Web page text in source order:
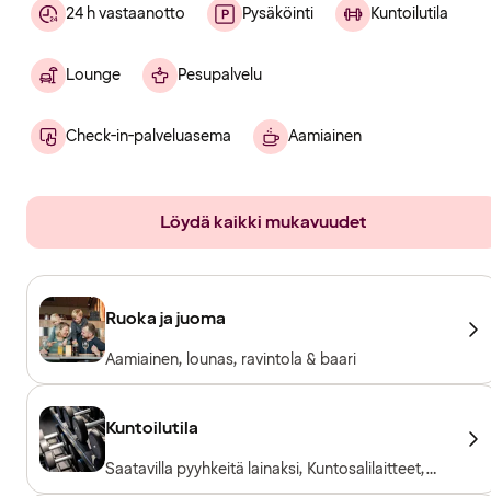
24 h vastaanotto Pysäköinti Kuntoilutila
Lounge Pesupalvelu
Check-in-palveluasema Aamiainen
Löydä kaikki mukavuudet
Ruoka ja juoma
Aamiainen, lounas, ravintola & baari
Kuntoilutila
Saatavilla pyyhkeitä lainaksi, Kuntosalilaitteet,
Kardiolaitteet, Vapaapainot, Sisäänpääsy